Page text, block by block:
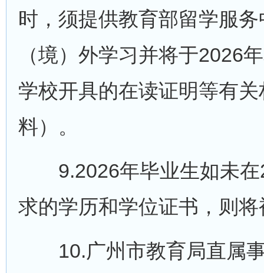
时，须提供教育部留学服
（境）外学习并将于2026
学校开具的在读证明等有
料）。
9.2026年毕业生如未在
求的学历和学位证书，则
10.广州市教育局直属事